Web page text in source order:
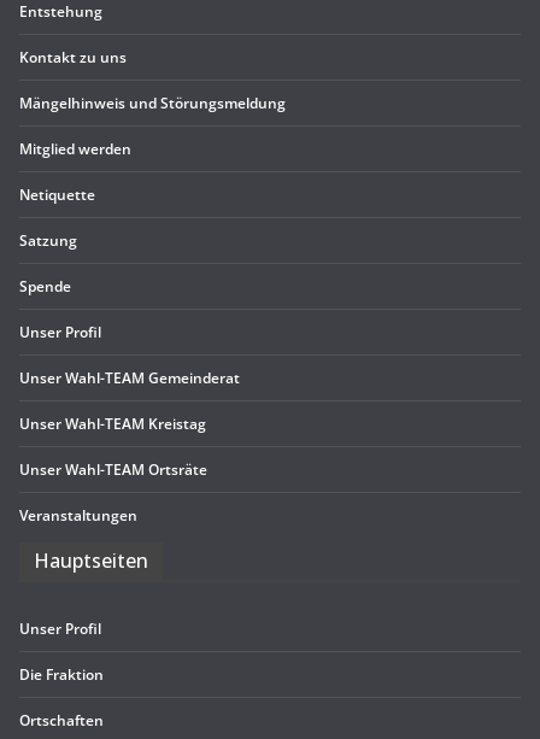
Ent­ste­hung
Kon­takt zu uns
Män­gel­hin­weis und Störungsmeldung
Mit­glied werden
Neti­quette
Sat­zung
Spende
Unser Pro­fil
Unser Wahl-TEAM Gemeinderat
Unser Wahl-TEAM Kreistag
Unser Wahl-TEAM Ortsräte
Ver­an­stal­tun­gen
Haupt­sei­ten
Unser Pro­fil
Die Frak­tion
Ort­schaf­ten